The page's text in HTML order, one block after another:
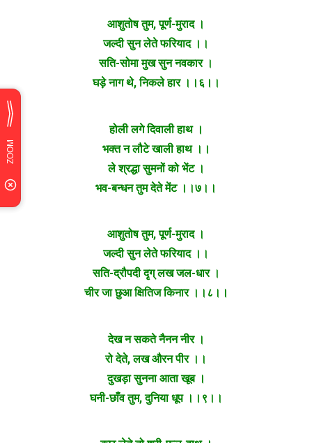
आशुतोष तुम, पूर्ण-मुराद ।
जल्दी सुन लेते फरियाद ।।
सति-सोमा मुख सुन नवकार ।
घड़े नाग थे, निकले हार ।।६।।
होली लगे दिवाली हाथ ।
भक्त न लौटे खाली हाथ ।।
ले श्रद्धा सुमनों को भेंट ।
भव-बन्धन तुम देते मेंट ।।७।।
आशुतोष तुम, पूर्ण-मुराद ।
जल्दी सुन लेते फरियाद ।।
सति-द्रौपदी दृग् लख जल-धार ।
चीर जा छुआ क्षितिज किनार ।।८।।
देख न सकते नैनन नीर ।
रो देते, लख औरन पीर ।।
दुखड़ा सुनना आता खूब ।
घनी-छाँव तुम, दुनिया धूप ।।९।।